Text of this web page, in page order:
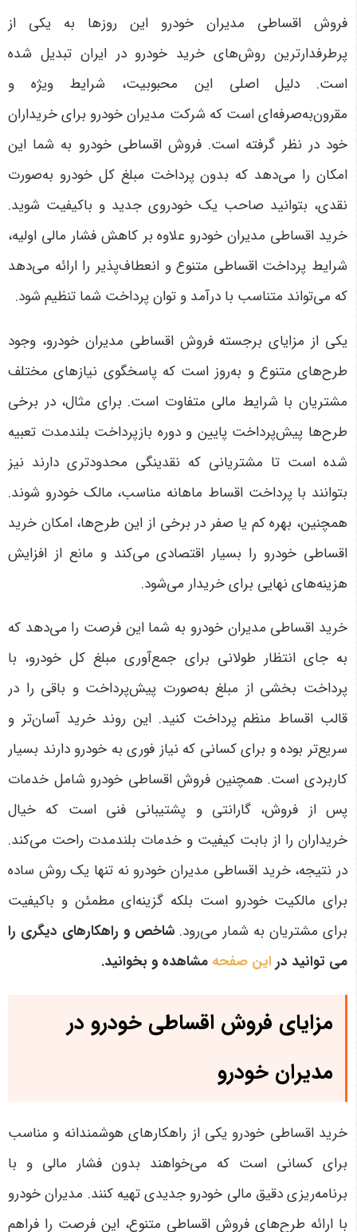
فروش اقساطی مدیران خودرو این روزها به یکی از
پرطرفدارترین روش‌های خرید خودرو در ایران تبدیل شده
است. دلیل اصلی این محبوبیت، شرایط ویژه و
مقرون‌به‌صرفه‌ای است که شرکت مدیران خودرو برای خریداران
خود در نظر گرفته است. فروش اقساطی خودرو به شما این
امکان را می‌دهد که بدون پرداخت مبلغ کل خودرو به‌صورت
نقدی، بتوانید صاحب یک خودروی جدید و باکیفیت شوید.
خرید اقساطی مدیران خودرو علاوه بر کاهش فشار مالی اولیه،
شرایط پرداخت اقساطی متنوع و انعطاف‌پذیر را ارائه می‌دهد
که می‌تواند متناسب با درآمد و توان پرداخت شما تنظیم شود.
یکی از مزایای برجسته فروش اقساطی مدیران خودرو، وجود
طرح‌های متنوع و به‌روز است که پاسخگوی نیازهای مختلف
مشتریان با شرایط مالی متفاوت است. برای مثال، در برخی
طرح‌ها پیش‌پرداخت پایین و دوره بازپرداخت بلندمدت تعبیه
شده است تا مشتریانی که نقدینگی محدودتری دارند نیز
بتوانند با پرداخت اقساط ماهانه مناسب، مالک خودرو شوند.
همچنین، بهره کم یا صفر در برخی از این طرح‌ها، امکان خرید
اقساطی خودرو را بسیار اقتصادی می‌کند و مانع از افزایش
هزینه‌های نهایی برای خریدار می‌شود.
خرید اقساطی مدیران خودرو به شما این فرصت را می‌دهد که
به جای انتظار طولانی برای جمع‌آوری مبلغ کل خودرو، با
پرداخت بخشی از مبلغ به‌صورت پیش‌پرداخت و باقی را در
قالب اقساط منظم پرداخت کنید. این روند خرید آسان‌تر و
سریع‌تر بوده و برای کسانی که نیاز فوری به خودرو دارند بسیار
کاربردی است. همچنین فروش اقساطی خودرو شامل خدمات
پس از فروش، گارانتی و پشتیبانی فنی است که خیال
خریداران را از بابت کیفیت و خدمات بلندمدت راحت می‌کند.
در نتیجه، خرید اقساطی مدیران خودرو نه تنها یک روش ساده
برای مالکیت خودرو است بلکه گزینه‌ای مطمئن و باکیفیت
برای مشتریان به شمار می‌رود. شاخص و راهکارهای دیگری را
می توانید در این صفحه مشاهده و بخوانید.
مزایای فروش اقساطی خودرو در
مدیران خودرو
خرید اقساطی خودرو یکی از راهکارهای هوشمندانه و مناسب
برای کسانی است که می‌خواهند بدون فشار مالی و با
برنامه‌ریزی دقیق مالی خودرو جدیدی تهیه کنند. مدیران خودرو
با ارائه طرح‌های فروش اقساطی متنوع، این فرصت را فراهم